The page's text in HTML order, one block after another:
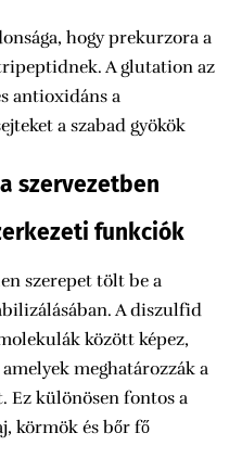
hogy prekurzora a
A glutation az
antioxidáns a
a szabad gyökök
szervezetben
funkciók
szerepet tölt be a
A diszulfid
között képez,
meghatározzák a
Ez különösen fontos a
körmök és bőr fő